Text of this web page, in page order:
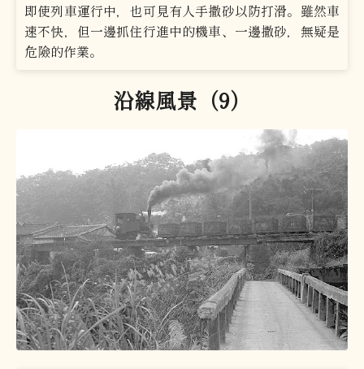
即使列車運行中，也可見有人手撒砂以防打滑。雖然車
速不快，但一邊抓住行進中的機車、一邊撒砂，無疑是
危險的作業。
沿線風景（9）